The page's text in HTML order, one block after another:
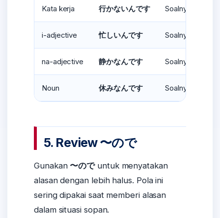
Kata kerja 行かないんです Soalnya tidak
i-adjective 忙しいんです Soalnya sibuk.
na-adjective 静かなんです Soalnya
Noun 休みなんです Soalnya libur.
5. Review 〜ので
Gunakan 〜のでuntuk menyatakan
alasan dengan lebih halus. Pola ini
sering dipakai saat memberi alasan
dalam situasi sopan.